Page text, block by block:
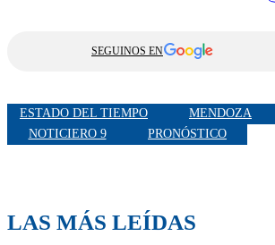
SEGUINOS EN
ESTADO DEL TIEMPO
MENDOZA
NOTICIERO 9
PRONÓSTICO
LAS MÁS LEÍDAS